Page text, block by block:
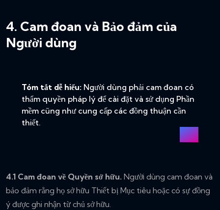
4. Cam đoan và Bảo đảm của
Người dùng
Tóm tắt dễ hiểu: Người dùng phải cam đoan có
thẩm quyền pháp lý để cài đặt và sử dụng Phần
mềm cũng như cung cấp các đồng thuận cần
thiết.
4.1 Cam đoan về Quyền sở hữu. Người dùng cam đoan và
bảo đảm rằng họ sở hữu Thiết bị Mục tiêu hoặc có sự đồng
ý được ghi nhận từ chủ sở hữu.